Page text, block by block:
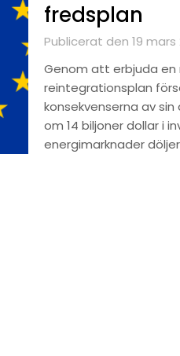
fredsplan
Publicerat den 19 mars
Genom att erbjuda en
reintegrationsplan
konsekvenserna av
om 14 biljoner dollar i
energimarknader